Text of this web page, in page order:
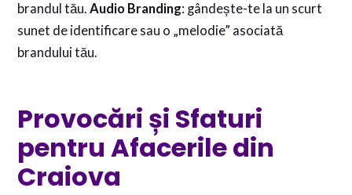
brandul tău.Audio Branding: gândește-te la un scurt
sunet de identificare sau o „melodie” asociată
brandului tău.
Provocări și Sfaturi
pentru Afacerile din
Craiova